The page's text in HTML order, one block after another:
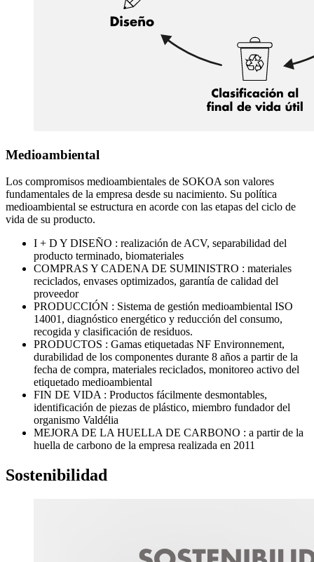
Medioambiental
Los compromisos medioambientales de SOKOA son valores
fundamentales de la empresa desde su nacimiento. Su política
medioambiental se estructura en acorde con las etapas del ciclo de
vida de su producto.
I + D Y DISEÑO : realización de ACV, separabilidad del
producto terminado, biomateriales
COMPRAS Y CADENA DE SUMINISTRO : materiales
reciclados, envases optimizados, garantía de calidad del
proveedor
PRODUCCIÓN : Sistema de gestión medioambiental ISO
14001, diagnóstico energético y reducción del consumo,
recogida y clasificación de residuos.
PRODUCTOS : Gamas etiquetadas NF Environnement,
durabilidad de los componentes durante 8 años a partir de la
fecha de compra, materiales reciclados, monitoreo activo del
etiquetado medioambiental
FIN DE VIDA : Productos fácilmente desmontables,
identificación de piezas de plástico, miembro fundador del
organismo Valdélia
MEJORA DE LA HUELLA DE CARBONO : a partir de la
huella de carbono de la empresa realizada en 2011
Sostenibilidad